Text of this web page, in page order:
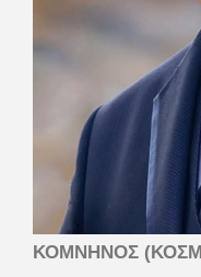
ΚΟΜΝΗΝΟΣ